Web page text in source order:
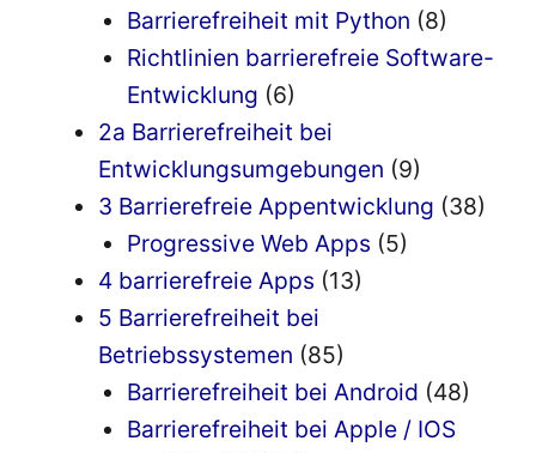
Barrierefreiheit mit Python (8)
Richtlinien barrierefreie Software-
Entwicklung (6)
2a Barrierefreiheit bei
Entwicklungsumgebungen (9)
3 Barrierefreie Appentwicklung (38)
Progressive Web Apps (5)
4 barrierefreie Apps (13)
5 Barrierefreiheit bei
Betriebssystemen (85)
Barrierefreiheit bei Android (48)
Barrierefreiheit bei Apple / IOS